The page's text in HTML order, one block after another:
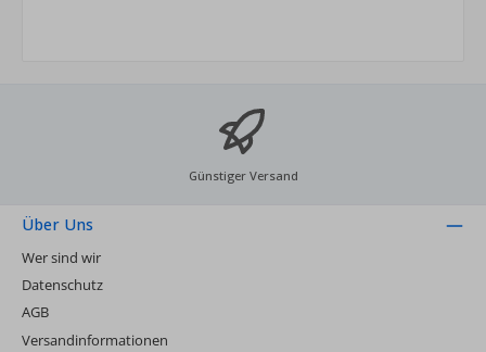
Günstiger Versand
Über Uns
Wer sind wir
Datenschutz
AGB
Versandinformationen